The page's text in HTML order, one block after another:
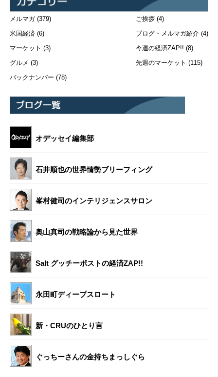
メルマガ(379)
米国経済 (6)
マーケット (3)
グルメ (3)
バックナンバー (78)
ご挨拶 (4)
ブログ・メルマガ紹介 (4)
今週の経済ZAP!! (8)
先週のマーケット (115)
オデッセイ編集部
石井順也の世界情勢ブリーフィング
峯村健司のインテリジェンスサロン
奥山真司の戦略論から見た世界
Salt グッチーポストの経済ZAP!!
永田町ディープスロート
新・CRUのひとり言
ぐっちーさんの金持ちまっしぐら